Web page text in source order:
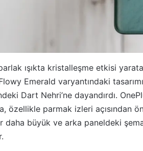
ışıkta kristalleşme etkisi
Emerald varyantındaki
Dart Nehri’ne dayandırdı.
özellikle parmak izleri açısından
daha büyük ve arka paneldeki